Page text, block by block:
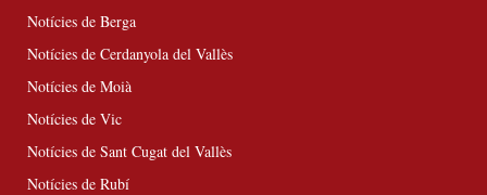
Notícies de Berga
Notícies de Cerdanyola del Vallès
Notícies de Moià
Notícies de Vic
Notícies de Sant Cugat del Vallès
Notícies de Rubí